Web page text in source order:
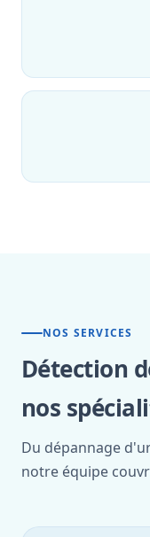
NOS SERVICES
Détection
nos
Du dépannage
notre équipe